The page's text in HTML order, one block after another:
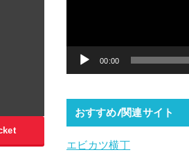
ヤ
00:00
おすすめ/関連サイト
エビカツ横丁